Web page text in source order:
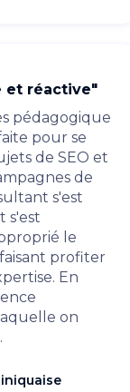
et réactive"
pédagogique
pour se
de SEO et
de
s'est
s'est
le
profiter
En
on